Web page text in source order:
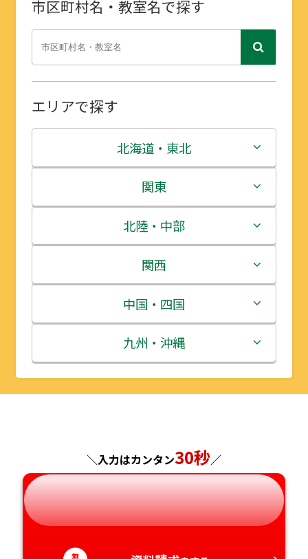
市区町村名・教室名で探す
エリアで探す
北海道・東北
北海道
青森県
岩手県
宮城県
秋田県
山形県
関東
茨城県
栃木県
群馬県
埼玉県
千葉県
神奈川県
北陸・中部
新潟県
富山県
石川県
福井県
長野県
岐阜県
静岡県
関西
三重県
滋賀県
京都府
兵庫県
奈良県
和歌山県
中国・四国
鳥取県
島根県
広島県
山口県
九州・沖縄
福岡県
長崎県
熊本県
＼入力はカンタン30秒／
無